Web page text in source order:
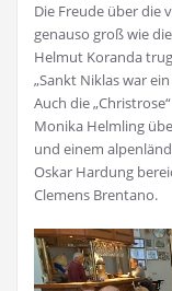
Die Freude über die
genauso groß wie
Helmut Koranda
„Sankt Niklas war
Auch die
Monika Helmling
und einem
Oskar Hardung
Clemens Brentano.